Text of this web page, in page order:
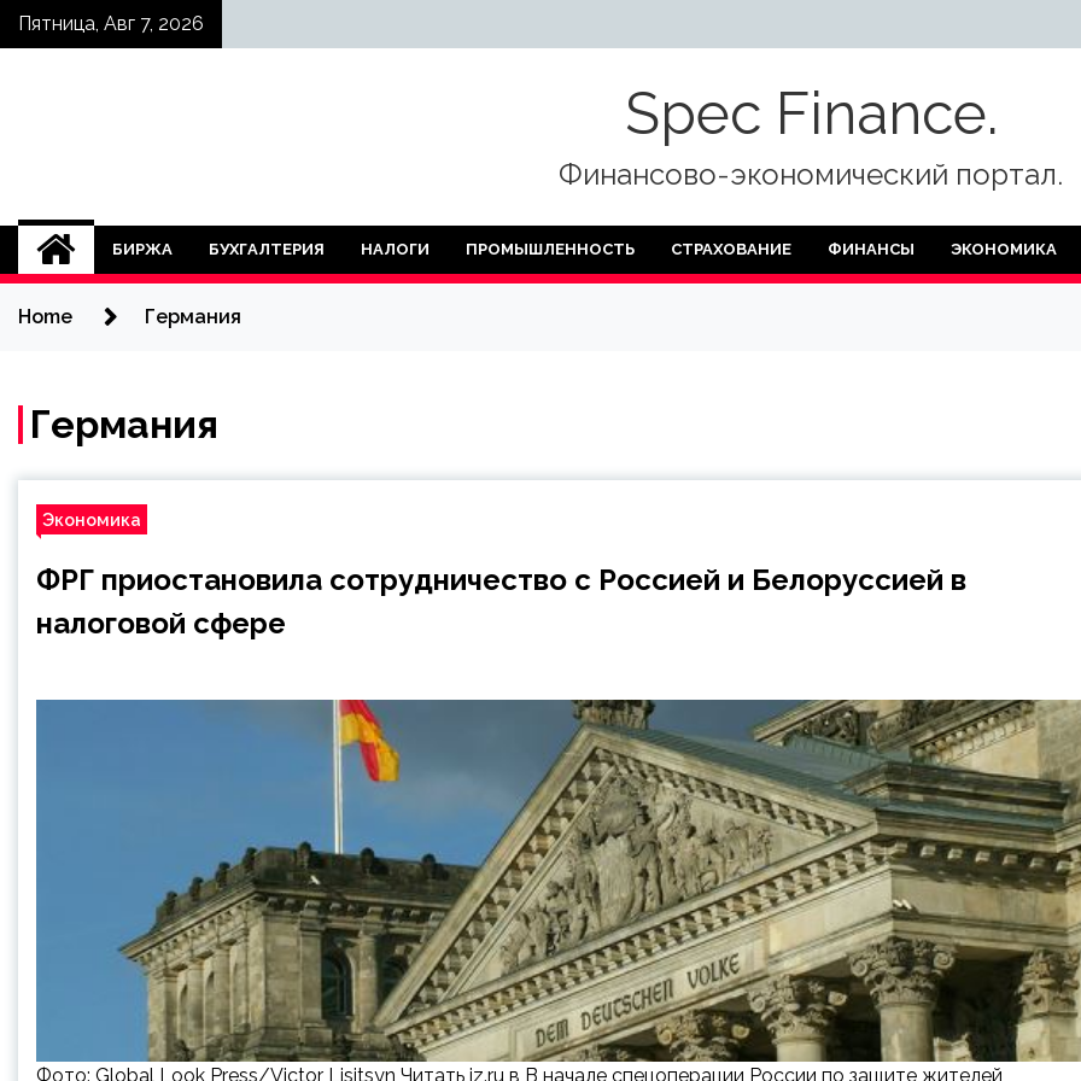
SkipПятница, Авг 7, 2026
Spec Finance.
Финансово-экономический портал.
БИРЖА БУХГАЛТЕРИЯ НАЛОГИ ПРОМЫШЛЕННОСТЬ СТРАХОВАНИЕ ФИНАНСЫ ЭКОНОМИКА
Home Германия
Германия
Экономика
ФРГ приостановила сотрудничество с Россией и Белоруссией в
налоговой сфере
Фото: Global Look Press/Victor Lisitsyn Читать iz.ru в В начале спецоперации России по защите жителей